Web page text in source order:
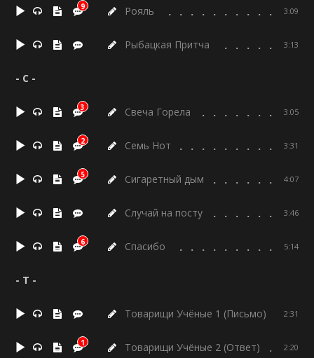
9 Рояль 3:09
Рыбацкая Притча 3:13
- С -
3 Свеча Горела 3:05
2 Семь Нот 3:31
5 Сигаретный дым 4:07
Случай на посту 3:46
6 Спасибо 5:14
- Т -
Товарищи Учёные 1 (Письмо) 2:31
1 Товарищи Учёные 2 (Ответ) 2:20